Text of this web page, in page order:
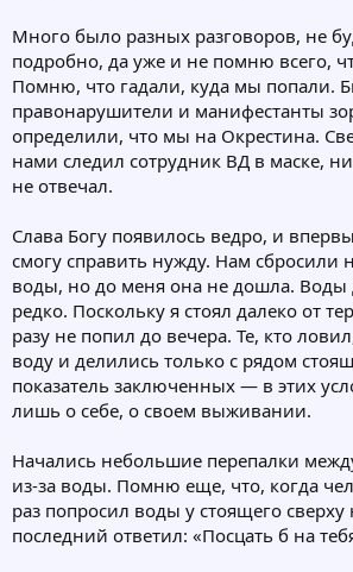
Много было разных разговоров, не
подробно, да уже и не помню всего,
Помню, что гадали, куда мы попали.
правонарушители и манифестанты
определили, что мы на Окрестина.
нами следил сотрудник ВД в маске,
не отвечал.
Слава Богу появилось ведро, и
смогу справить нужду. Нам сбросили
воды, но до меня она не дошла. Воды
редко. Поскольку я стоял далеко от
разу не попил до вечера. Те, кто
воду и делились только с рядом
показатель заключенных — в этих
лишь о себе, о своем выживании.
Начались небольшие перепалки
из-за воды. Помню еще, что, когда
раз попросил воды у стоящего сверху
последний ответил: «Посцать б на